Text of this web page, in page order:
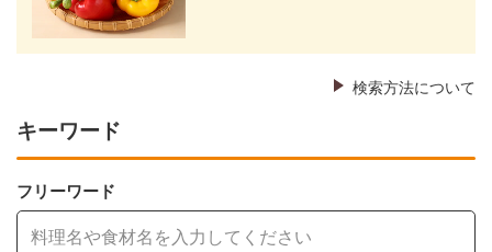
検索方法について
キーワード
フリーワード